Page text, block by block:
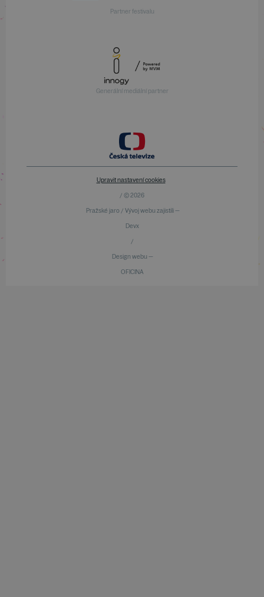
Partner festivalu
Generální mediální partner
Upravit nastavení cookies
/ © 2026
Pražské jaro / Vývoj webu zajistili —
Devx
/
Design webu —
OFICINA